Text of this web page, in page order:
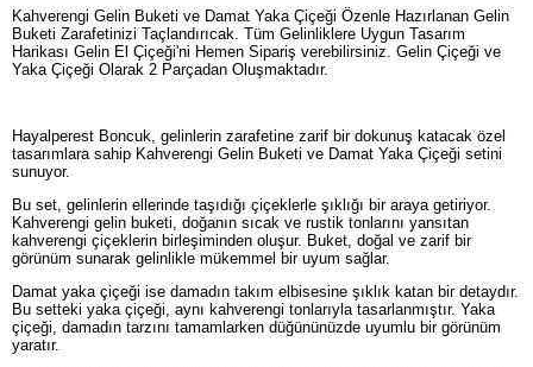
Kahverengi Gelin Buketi ve Damat Yaka Çiçeği Özenle Hazırlanan Gelin
Buketi Zarafetinizi Taçlandırıcak. Tüm Gelinliklere Uygun Tasarım
Harikası Gelin El Çiçeği'ni Hemen Sipariş verebilirsiniz. Gelin Çiçeği ve
Yaka Çiçeği Olarak 2 Parçadan Oluşmaktadır.
Hayalperest Boncuk, gelinlerin zarafetine zarif bir dokunuş katacak özel
tasarımlara sahip Kahverengi Gelin Buketi ve Damat Yaka Çiçeği setini
sunuyor.
Bu set, gelinlerin ellerinde taşıdığı çiçeklerle şıklığı bir araya getiriyor.
Kahverengi gelin buketi, doğanın sıcak ve rustik tonlarını yansıtan
kahverengi çiçeklerin birleşiminden oluşur. Buket, doğal ve zarif bir
görünüm sunarak gelinlikle mükemmel bir uyum sağlar.
Damat yaka çiçeği ise damadın takım elbisesine şıklık katan bir detaydır.
Bu setteki yaka çiçeği, aynı kahverengi tonlarıyla tasarlanmıştır. Yaka
çiçeği, damadın tarzını tamamlarken düğününüzde uyumlu bir görünüm
yaratır.